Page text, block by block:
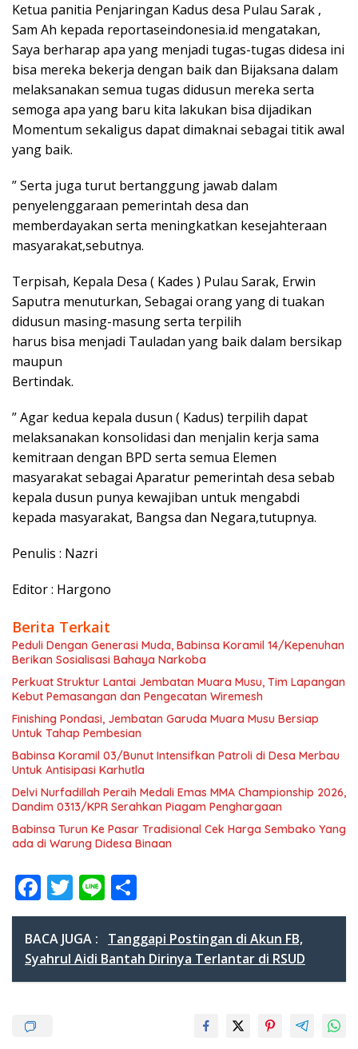
Ketua panitia Penjaringan Kadus desa Pulau Sarak ,
Sam Ah kepada reportaseindonesia.id mengatakan,
Saya berharap apa yang menjadi tugas-tugas didesa ini
bisa mereka bekerja dengan baik dan Bijaksana dalam
melaksanakan semua tugas didusun mereka serta
semoga apa yang baru kita lakukan bisa dijadikan
Momentum sekaligus dapat dimaknai sebagai titik awal
yang baik.
” Serta juga turut bertanggung jawab dalam
penyelenggaraan pemerintah desa dan
memberdayakan serta meningkatkan kesejahteraan
masyarakat,sebutnya.
Terpisah, Kepala Desa ( Kades ) Pulau Sarak, Erwin
Saputra menuturkan, Sebagai orang yang di tuakan
didusun masing-masung serta terpilih
harus bisa menjadi Tauladan yang baik dalam bersikap
maupun
Bertindak.
” Agar kedua kepala dusun ( Kadus) terpilih dapat
melaksanakan konsolidasi dan menjalin kerja sama
kemitraan dengan BPD serta semua Elemen
masyarakat sebagai Aparatur pemerintah desa sebab
kepala dusun punya kewajiban untuk mengabdi
kepada masyarakat, Bangsa dan Negara,tutupnya.
Penulis : Nazri
Editor : Hargono
Berita Terkait
Peduli Dengan Generasi Muda, Babinsa Koramil 14/Kepenuhan
Berikan Sosialisasi Bahaya Narkoba
Perkuat Struktur Lantai Jembatan Muara Musu, Tim Lapangan
Kebut Pemasangan dan Pengecatan Wiremesh
Finishing Pondasi, Jembatan Garuda Muara Musu Bersiap
Untuk Tahap Pembesian
Babinsa Koramil 03/Bunut Intensifkan Patroli di Desa Merbau
Untuk Antisipasi Karhutla
Delvi Nurfadillah Peraih Medali Emas MMA Championship 2026,
Dandim 0313/KPR Serahkan Piagam Penghargaan
Babinsa Turun Ke Pasar Tradisional Cek Harga Sembako Yang
ada di Warung Didesa Binaan
F
ac
e
b
o
T
w
itt
er
Li
n
e
h
ar
e
BACA JUGA :
Tanggapi Postingan di Akun FB,
Syahrul Aidi Bantah Dirinya Terlantar di RSUD